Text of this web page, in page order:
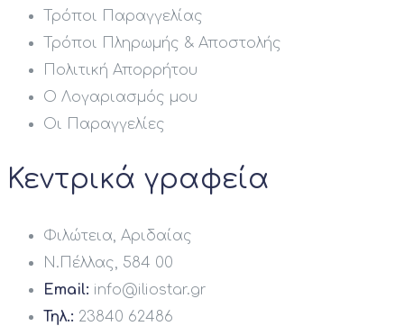
Τρόποι Παραγγελίας
Τρόποι Πληρωμής & Αποστολής
Πολιτική Απορρήτου
Ο Λογαριασμός μου
Οι Παραγγελίες
Κεντρικά γραφεία
Φιλώτεια, Αριδαίας
Ν.Πέλλας, 584 00
Email: info@iliostar.gr
Τηλ.: 23840 62486